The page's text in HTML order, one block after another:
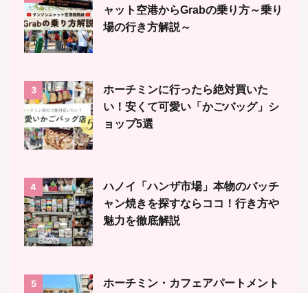
ャット空港からGrabの乗り方～乗り
場の行き方解説～
3
ホーチミンに行ったら絶対買いた
い！安くて可愛い「かごバッグ」シ
ョップ5選
4
ハノイ「ハンザ市場」本物のバッチ
ャン焼きを探すならココ！行き方や
魅力を徹底解説
5
ホーチミン・カフェアパートメント